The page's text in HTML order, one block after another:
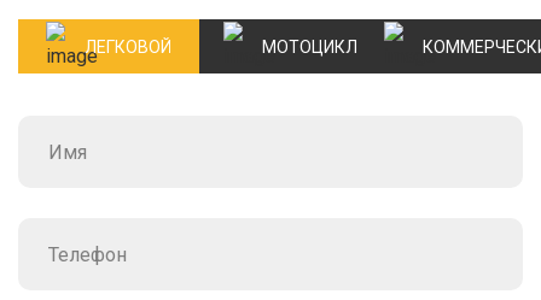
ЛЕГКОВОЙ МОТОЦИКЛ